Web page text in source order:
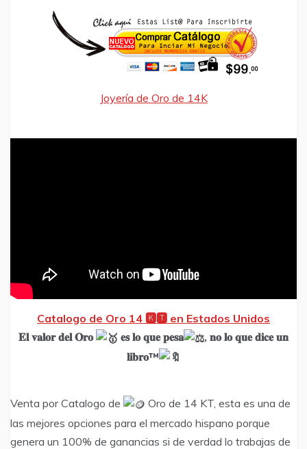
Joyería de Oro de 14K
Catalogo de Oro 14 🅺🆃 en Estados Unidos
𝐄𝐥 𝐯𝐚𝐥𝐨𝐫 𝐝𝐞𝐥 𝐎𝐫𝐨
𝐞𝐬 𝐥𝐨 𝐪𝐮𝐞 𝐩𝐞𝐬𝐚
, 𝐧𝐨 𝐥𝐨 𝐪𝐮𝐞 𝐝𝐢𝐜𝐞 𝐮𝐧
𝐥𝐢𝐛𝐫𝐨™️
Venta por Catalogo de
Oro de 14 KT, esta es una de
las mejores opciones para el mercado hispano porque
genera un 100% de ganancias si de verdad lo trabajas de